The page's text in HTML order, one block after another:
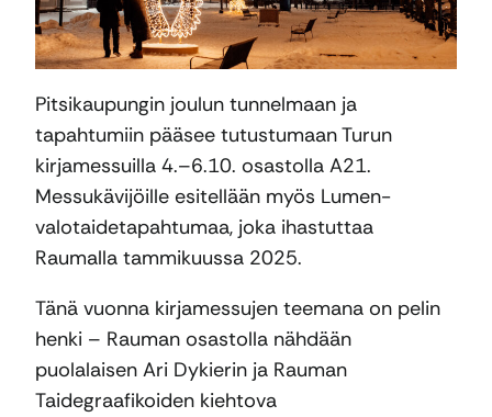
Pitsikaupungin joulun tunnelmaan ja
tapahtumiin pääsee tutustumaan Turun
kirjamessuilla 4.–6.10. osastolla A21.
Messukävijöille esitellään myös Lumen-
valotaidetapahtumaa, joka ihastuttaa
Raumalla tammikuussa 2025.
Tänä vuonna kirjamessujen teemana on pelin
henki – Rauman osastolla nähdään
puolalaisen Ari Dykierin ja Rauman
Taidegraafikoiden kiehtova